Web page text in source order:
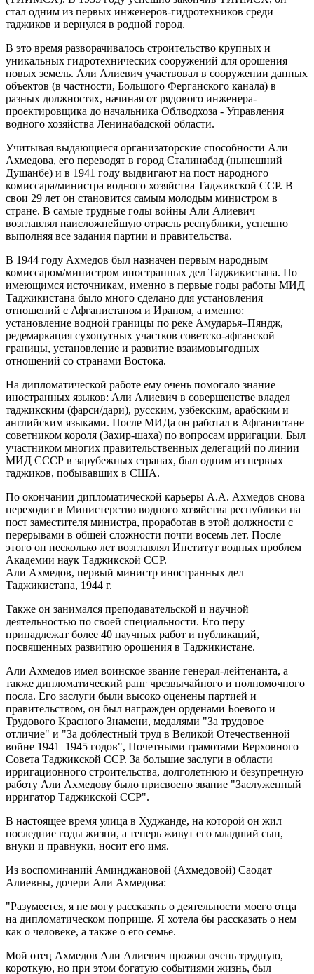
стал одним из первых инженеров-гидротехников среди
таджиков и вернулся в родной город.
В это время разворачивалось строительство крупных и
уникальных гидротехнических сооружений для орошения
новых земель. Али Алиевич участвовал в сооружении данных
объектов (в частности, Большого Ферганского канала) в
разных должностях, начиная от рядового инженера-
проектировщика до начальника Облводхоза - Управления
водного хозяйства Ленинабадской области.
Учитывая выдающиеся организаторские способности Али
Ахмедова, его переводят в город Сталинабад (нынешний
Душанбе) и в 1941 году выдвигают на пост народного
комиссара/министра водного хозяйства Таджикской ССР. В
свои 29 лет он становится самым молодым министром в
стране. В самые трудные годы войны Али Алиевич
возглавлял наисложнейшую отрасль республики, успешно
выполняя все задания партии и правительства.
В 1944 году Ахмедов был назначен первым народным
комиссаром/министром иностранных дел Таджикистана. По
имеющимся источникам, именно в первые годы работы МИД
Таджикистана было много сделано для установления
отношений с Афганистаном и Ираном, а именно:
установление водной границы по реке Амударья–Пяндж,
редемаркация сухопутных участков советско-афганской
границы, установление и развитие взаимовыгодных
отношений со странами Востока.
На дипломатической работе ему очень помогало знание
иностранных языков: Али Алиевич в совершенстве владел
таджикским (фарси/дари), русским, узбекским, арабским и
английским языками. После МИДа он работал в Афганистане
советником короля (Захир-шаха) по вопросам ирригации. Был
участником многих правительственных делегаций по линии
МИД СССР в зарубежных странах, был одним из первых
таджиков, побывавших в США.
По окончании дипломатической карьеры А.А. Ахмедов снова
переходит в Министерство водного хозяйства республики на
пост заместителя министра, проработав в этой должности с
перерывами в общей сложности почти восемь лет. После
этого он несколько лет возглавлял Институт водных проблем
Академии наук Таджикской ССР.
Али Ахмедов, первый министр иностранных дел
Таджикистана, 1944 г.
Также он занимался преподавательской и научной
деятельностью по своей специальности. Его перу
принадлежат более 40 научных работ и публикаций,
посвященных развитию орошения в Таджикистане.
Али Ахмедов имел воинское звание генерал-лейтенанта, а
также дипломатический ранг чрезвычайного и полномочного
посла. Его заслуги были высоко оценены партией и
правительством, он был награжден орденами Боевого и
Трудового Красного Знамени, медалями "За трудовое
отличие" и "За доблестный труд в Великой Отечественной
войне 1941–1945 годов", Почетными грамотами Верховного
Совета Таджикской ССР. За большие заслуги в области
ирригационного строительства, долголетнюю и безупречную
работу Али Ахмедову было присвоено звание "Заслуженный
ирригатор Таджикской ССР".
В настоящее время улица в Худжанде, на которой он жил
последние годы жизни, а теперь живут его младший сын,
внуки и правнуки, носит его имя.
Из воспоминаний Аминджановой (Ахмедовой) Саодат
Алиевны, дочери Али Ахмедова:
"Разумеется, я не могу рассказать о деятельности моего отца
на дипломатическом поприще. Я хотела бы рассказать о нем
как о человеке, а также о его семье.
Мой отец Ахмедов Али Алиевич прожил очень трудную,
короткую, но при этом богатую событиями жизнь, был